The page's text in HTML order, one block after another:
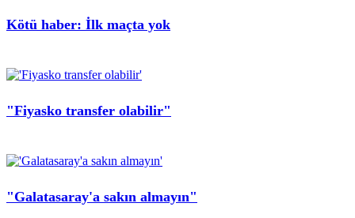
Kötü haber: İlk maçta yok
"Fiyasko transfer olabilir"
"Galatasaray'a sakın almayın"